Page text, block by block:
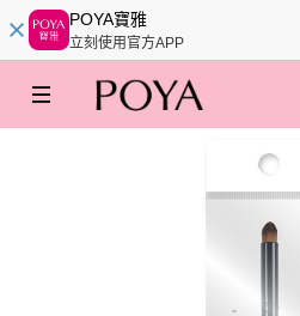
POYA寶雅
立刻使用官方APP